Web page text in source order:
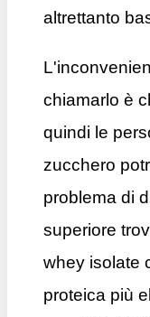
altrettanto
chiamarlo è
quindi le
zucchero
problema di
superiore
whey isolate
proteica più